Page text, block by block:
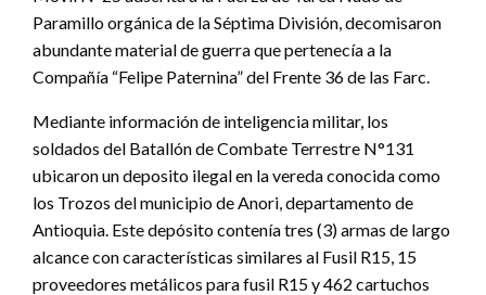
Paramillo orgánica de la Séptima División, decomisaron
abundante material de guerra que pertenecía a la
Compañía “Felipe Paternina” del Frente 36 de las Farc.
Mediante información de inteligencia militar, los
soldados del Batallón de Combate Terrestre N°131
ubicaron un deposito ilegal en la vereda conocida como
los Trozos del municipio de Anori, departamento de
Antioquia. Este depósito contenía tres (3) armas de largo
alcance con características similares al Fusil R15, 15
proveedores metálicos para fusil R15 y 462 cartuchos